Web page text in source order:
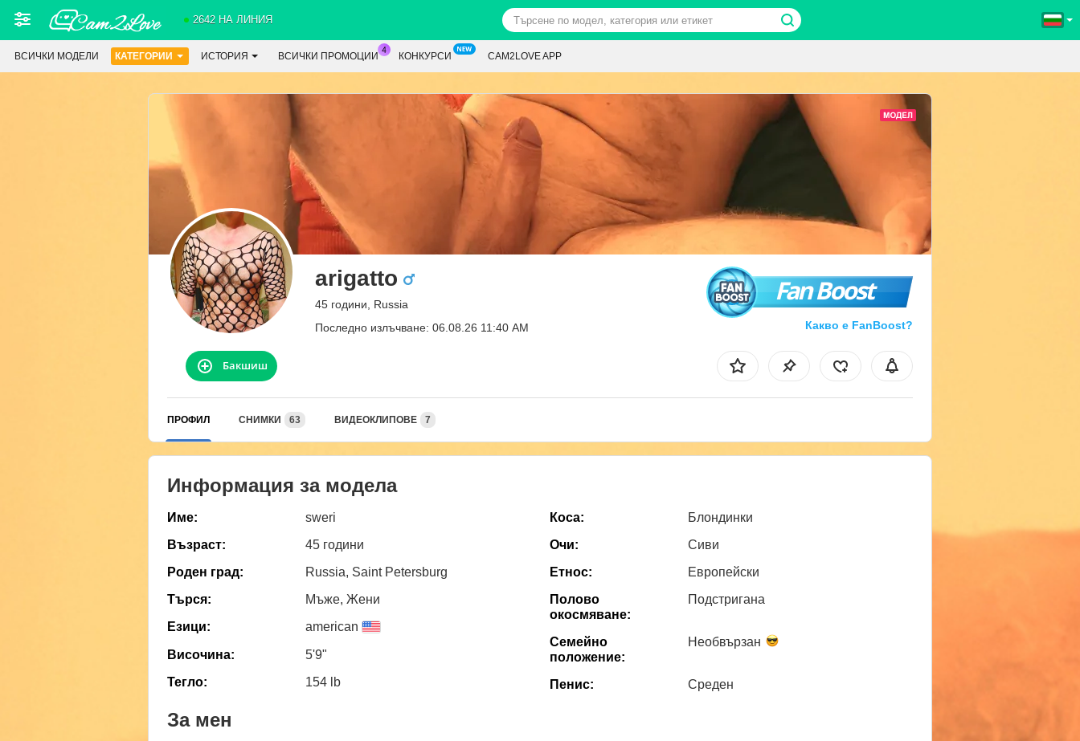
2642 НА ЛИНИЯ
ВСИЧКИ МОДЕЛИ КАТЕГОРИИ ИСТОРИЯ ВСИЧКИ ПРОМОЦИИ КОНКУРСИ CAM2LOVE APP
arigatto
45 години, Russia
Последно излъчване: 06.08.26 11:40 AM
Fan Boost
Какво е FanBoost?
Бакшиш
ПРОФИЛ СНИМКИ 63 ВИДЕОКЛИПОВЕ 7
Информация за модела
Име:
sweri
Възраст:
45 години
Роден град:
Russia, Saint Petersburg
Търся:
Мъже, Жени
Езици:
american
Височина:
5'9"
Тегло:
154 lb
Коса:
Блондинки
Очи:
Сиви
Етнос:
Европейски
Полово
окосмяване:
Подстригана
Семейно
положение:
Необвързан
Пенис: Среден
За мен